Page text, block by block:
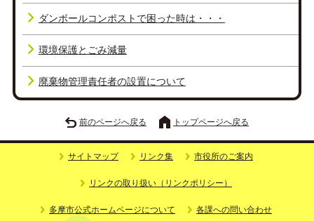
ダンボールコンポストで困った時は・・・
環境保護とごみ減量
廃棄物管理責任者の設置について
前のページへ戻る トップページへ戻る
サイトマップ リンク集 市役所のご案内
リンクの取り扱い（リンクポリシー）
多摩市公式ホームページについて 各課への問い合わせ